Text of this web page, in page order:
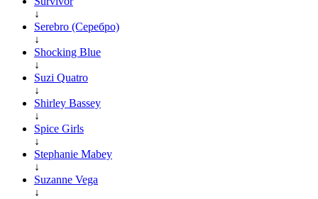
↓
Serebro (Серебро)
↓
Shocking Blue
↓
Suzi Quatro
↓
Shirley Bassey
↓
Spice Girls
↓
Stephanie Mabey
↓
Suzanne Vega
↓